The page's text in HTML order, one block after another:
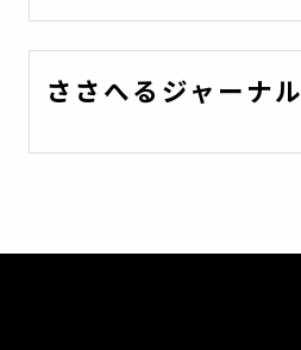
ささへるジャーナル